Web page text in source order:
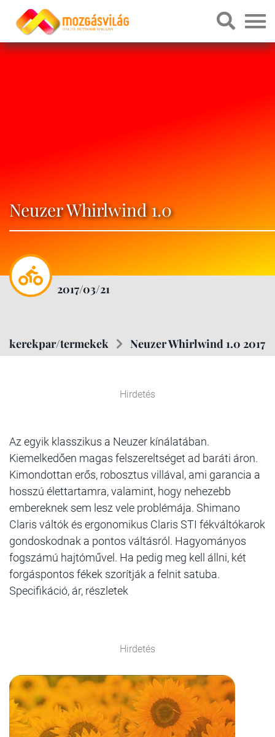
Neuzer Whirlwind 1.0
2017/03/21
kerekpar/termekek Neuzer Whirlwind 1.0 2017
Hirdetés
Az egyik klasszikus a Neuzer kínálatában.
Kiemelkedően magas felszereltséget ad baráti áron.
Kimondottan erős, robosztus villával, ami garancia a
hosszú élettartamra, valamint, hogy nehezebb
embereknek sem lesz vele problémája. Shimano
Claris váltók és ergonomikus Claris STI fékváltókarok
gondoskodnak a pontos váltásról. Hagyományos
fogszámú hajtóművel. Ha pedig meg kell állni, két
forgáspontos fékek szorítják a felnit satuba.
Specifikáció, ár, részletek
Hirdetés